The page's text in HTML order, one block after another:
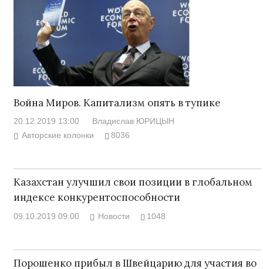
Война Миров. Капитализм опять в тупике
20.12.2019 13:00
Владислав ЮРИЦЫН
Авторские колонки
8036
Казахстан улучшил свои позиции в глобальном
индексе конкурентоспособности
09.10.2019 09:00 Новости 1048
Порошенко прибыл в Швейцарию для участия во